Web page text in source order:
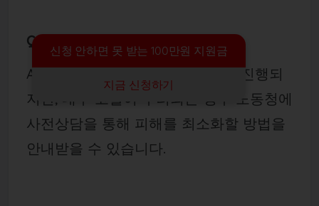
Q5. 익명으로 신고할 수 있나요?
A: 원칙적으로 진정서는 실명제로 진행되
지만, 내부 고발이 우려되는 경우 노동청에
사전상담을 통해 피해를 최소화할 방법을
안내받을 수 있습니다.
신청 안하면 못 받는 100만원 지원금
지금 신청하기